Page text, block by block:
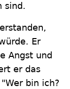
sind.
Er
Angst und
er das
bin ich?